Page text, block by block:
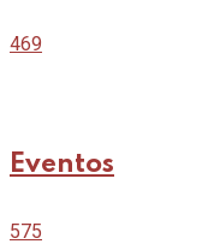
469
Eventos
575